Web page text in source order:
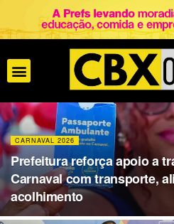
CARNAVAL 2026
Prefeitura reforça apoio a
Carnaval com transporte,
acolhimento